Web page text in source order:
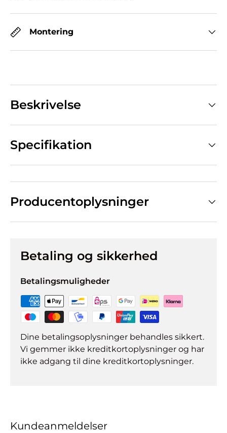
Montering
Beskrivelse
Specifikation
Producentoplysninger
Betaling og sikkerhed
Betalingsmuligheder
Dine betalingsoplysninger behandles sikkert.
Vi gemmer ikke kreditkortoplysninger og har
ikke adgang til dine kreditkortoplysninger.
Kundeanmeldelser